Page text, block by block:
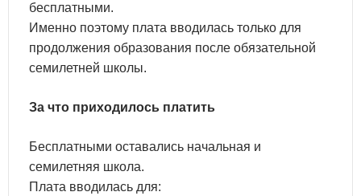
бесплатными.
Именно поэтому плата вводилась только для
продолжения образования после обязательной
семилетней школы.
За что приходилось платить
Бесплатными оставались начальная и
семилетняя школа.
Плата вводилась для: